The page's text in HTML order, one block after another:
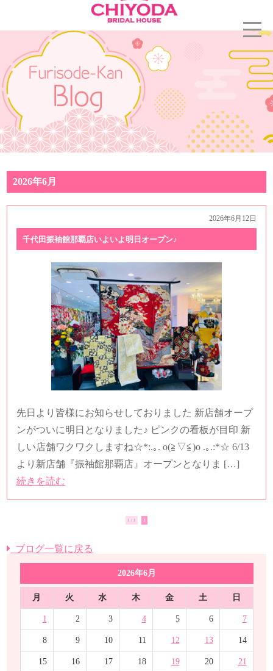
2026年6月
2026年6月12日
千代田振袖館那覇店いよいよ明日オープン♪
先日より皆様にお知らせしておりました 新店舗オープ
ンがついに明日となりました♪ ピンクの看板が目印 新
しい店舗ワクワクしますね☆*:.｡. o(≧▽≦)o .｡.:*☆ 6/13
より新店舗『振袖館那覇店』オープンとなりま […]
続きを読む
1 / 1 1
ブログ一覧に戻る
2026年6月
月 火 水 木 金 土 日
1 2 3 4 5 6 7
8 9 10 11 12 13 14
15 16 17 18 19 20 21